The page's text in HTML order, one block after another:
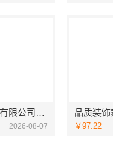
河南零百味供应链有限公司社区线下实体硬折扣零食铺全域盈利
2026-08-07 ￥97.22